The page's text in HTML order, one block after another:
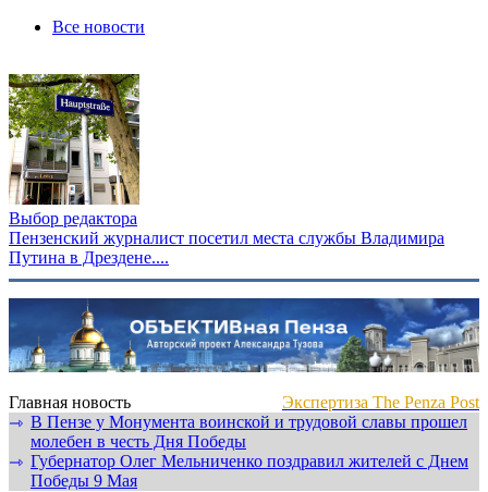
Все новости
Выбор редактора
Пензенский журналист посетил места службы Владимира
Путина в Дрездене....
Главная новость
Экспертиза The Penza Post
⇾ В Пензе у Монумента воинской и трудовой славы прошел
молебен в честь Дня Победы
⇾ Губернатор Олег Мельниченко поздравил жителей с Днем
Победы 9 Мая